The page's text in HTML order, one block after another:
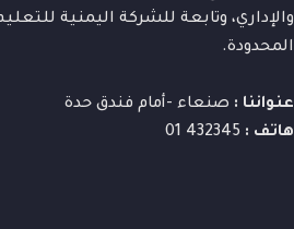
والإداري، وتابعة للشركة اليمنية
المحدودة.
عنواننا : صنعاء -أمام فندق حدة
هاتف :